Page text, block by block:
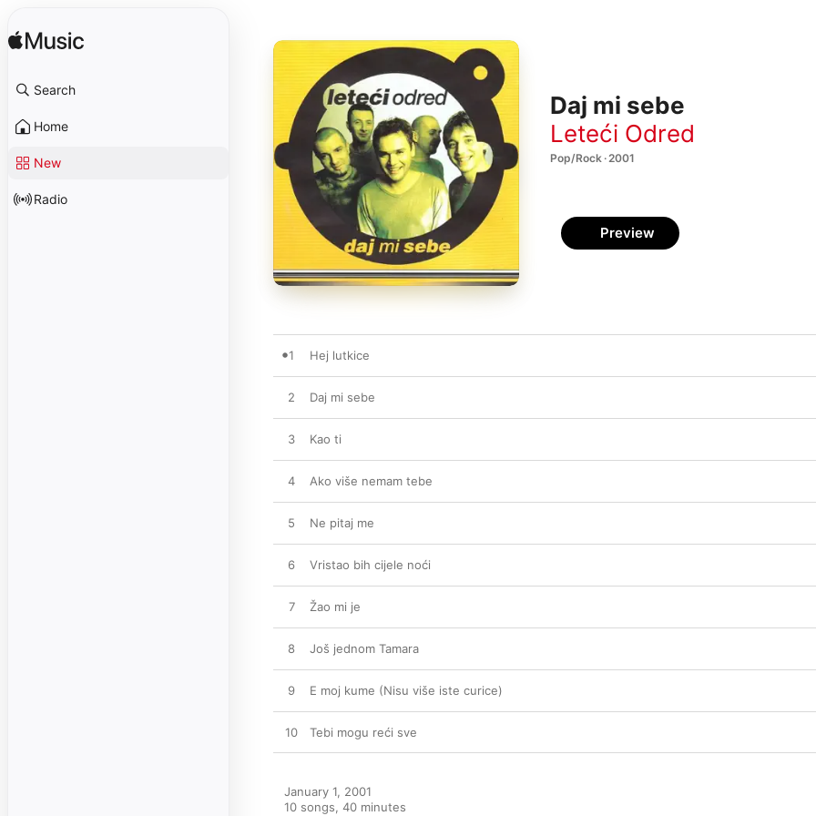
Search
Home
New
Radio
Daj mi sebe
Leteći Odred
Pop/Rock · 2001
Preview
1 Hej lutkice
2 Daj mi sebe
3 Kao ti
4 Ako više nemam tebe
5 Ne pitaj me
6 Vristao bih cijele noći
7 Žao mi je
8 Još jednom Tamara
9 E moj kume (Nisu više iste curice)
10 Tebi mogu reći sve
January 1, 2001
10 songs, 40 minutes